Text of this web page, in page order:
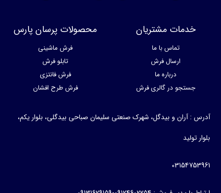
خدمات مشتریان
تماس با ما
ارسال فرش
درباره ما
جستجو در گالری فرش
محصولات پرسان پارس
فرش ماشینی
تابلو فرش
فرش فانتزی
فرش طرح افشان
آدرس : آران و بیدگل، شهرک صنعتی سلیمان صباحی بیدگلی، بلوار یکم،
بلوار تولید
03154753961